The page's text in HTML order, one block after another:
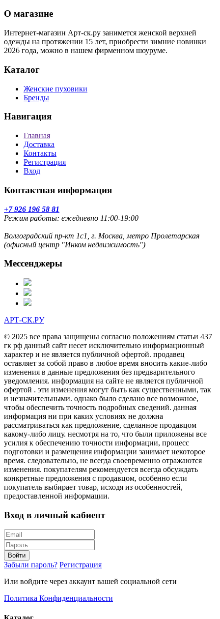
О магазине
Интернет-магазин Арт-ск.ру занимется женской верхней
одежды на протяжении 15 лет, приобрести зимние новинки
2026 года, можно в нашем фирменном шоуруме.
Каталог
Женские пуховики
Бренды
Навигация
Главная
Доставка
Контакты
Регистрация
Вход
Контактная информация
+7 926 196 58 81
Режим работы: ежедневно 11:00-19:00
Волгоградский пр-кт 1с1, г. Москва, метро Пролетарская
(офисный центр "Инком недвижимость")
Мессенджеры
АРТ-СК.РУ
© 2025 все права защищены согласно положениям статьи 437
гк рф данный сайт несет исключительно информационный
характер и не является публичной офертой. продавец
оставляет за собой право в любое время вносить какие-либо
изменения в данные предложения без предварительного
уведомления. информация на сайте не является публичной
офертой . эти изменения могут быть как существенными, так
и незначительными. однако было сделано все возможное,
чтобы обеспечить точность подробных сведений. данная
информация ни при каких условиях не должна
рассматриваться как предложение, сделанное продавцом
какому-либо лицу. несмотря на то, что были приложены все
усилия к обеспечению точности информации, процесс
подготовки и размещения информации занимает некоторое
время. следовательно, не всегда своевременно отражаются
изменения. покупателям рекомендуется всегда обсуждать
конкретные предложения с продавцом, особенно если
покупатель выбирает товар, исходя из особенностей,
предоставленной информации.
Вход в личный кабиент
Войти
Забыли пароль? Регистрация
Или войдите через аккаунт вашей социальной сети
Политика Конфиденциальности